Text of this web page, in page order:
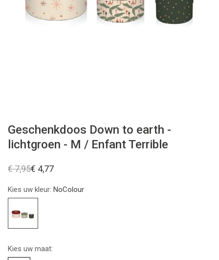
STATIONERY
GREEN LIVING
KIDS
Geschenkdoos Down to earth -
lichtgroen - M / Enfant Terrible
€ 7,95€ 4,77
Kies uw kleur: NoColour
Kies uw maat: